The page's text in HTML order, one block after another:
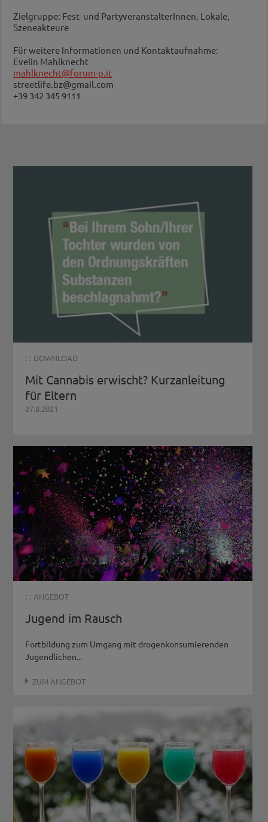
Zielgruppe: Fest- und PartyveranstalterInnen, Lokale,
Szeneakteure
Für weitere Informationen und Kontaktaufnahme:
Evelin Mahlknecht
mahlknecht@forum-p.it
streetlife.bz@gmail.com
+39 342 345 9111
: : DOWNLOAD
Mit Cannabis erwischt? Kurzanleitung
für Eltern
27.8.2021
: : ANGEBOT
Jugend im Rausch
Fortbildung zum Umgang mit drogenkonsumierenden
Jugendlichen...
ZUM ANGEBOT